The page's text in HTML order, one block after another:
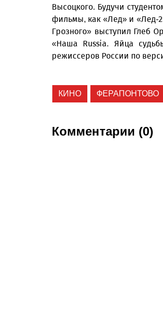
Высоцкого. Будучи
фильмы, как «Лед» и «Лед-
Грозного» выступил Глеб
«Наша Russia. Яйца
режиссеров России по
КИНО ФЕРАПОНТОВО
Комментарии (0)